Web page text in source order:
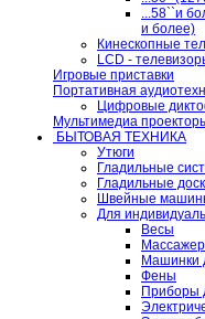
...58``и
и более)
Кинескопные
LCD -
Игровые приставки
Портативная
Цифровые
Мультимедиа
БЫТОВАЯ ТЕХНИКА
Утюги
Гладильные
Гладильные
Швейные
Для
Весы
Машинки
Фены
Приборы